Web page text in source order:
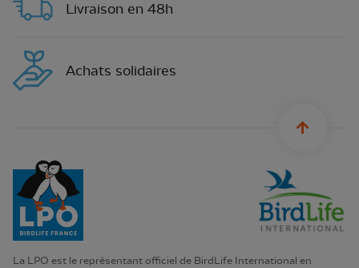
Livraison en 48h
Achats solidaires
La LPO est le représentant officiel de BirdLife International en